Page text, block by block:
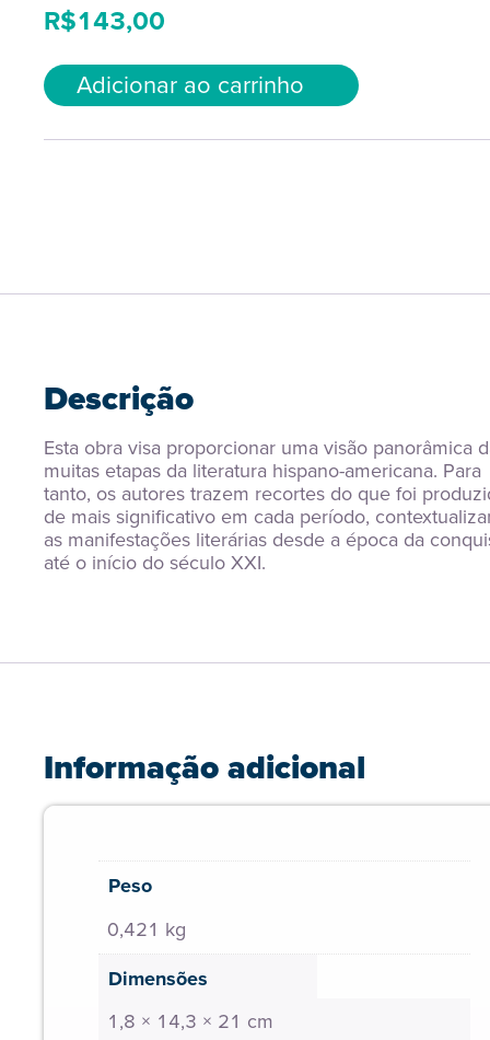
R$143,00
Adicionar ao carrinho
Descrição
Esta obra visa proporcionar uma visão panorâmica
muitas etapas da literatura hispano-americana. Para
tanto, os autores trazem recortes do que foi
de mais significativo em cada período,
as manifestações literárias desde a época da
até o início do século XXI.
Informação adicional
Peso
0,421 kg
Dimensões
1,8 × 14,3 × 21 cm